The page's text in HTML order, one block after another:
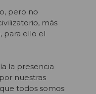
pero no
más
para ello el
la presencia
nuestras
todos somos